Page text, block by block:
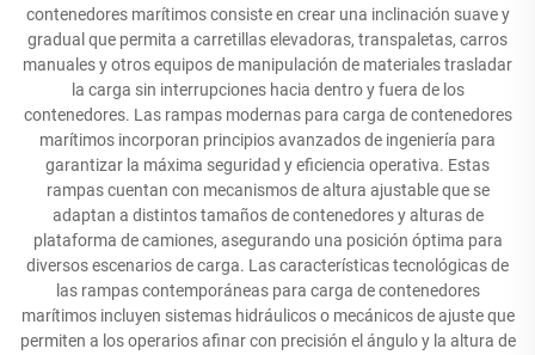
contenedores marítimos consiste en crear una inclinación suave y
gradual que permita a carretillas elevadoras, transpaletas, carros
manuales y otros equipos de manipulación de materiales trasladar
la carga sin interrupciones hacia dentro y fuera de los
contenedores. Las rampas modernas para carga de contenedores
marítimos incorporan principios avanzados de ingeniería para
garantizar la máxima seguridad y eficiencia operativa. Estas
rampas cuentan con mecanismos de altura ajustable que se
adaptan a distintos tamaños de contenedores y alturas de
plataforma de camiones, asegurando una posición óptima para
diversos escenarios de carga. Las características tecnológicas de
las rampas contemporáneas para carga de contenedores
marítimos incluyen sistemas hidráulicos o mecánicos de ajuste que
permiten a los operarios afinar con precisión el ángulo y la altura de